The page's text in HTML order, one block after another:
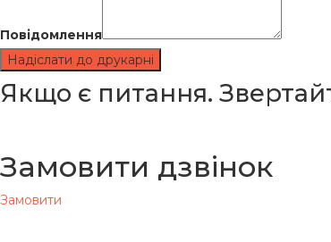
Повідомлення
Надіслати до друкарні
Якщо є питання.
Замовити дзвінок
Замовити